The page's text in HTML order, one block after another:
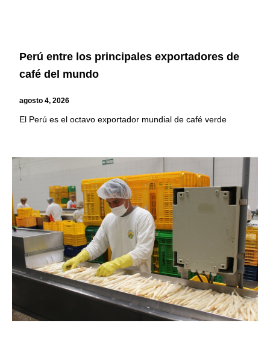
Perú entre los principales exportadores de
café del mundo
agosto 4, 2026
El Perú es el octavo exportador mundial de café verde